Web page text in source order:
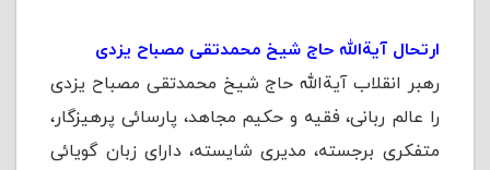
ارتحال آیةالله حاج شیخ محمدتقی مصباح یزدی
رهبر انقلاب آیةالله حاج شیخ محمدتقی مصباح یزدی
را عالم ربانی، فقیه و حکیم مجاهد، پارسائی پرهیزگار،
متفکری برجسته، مدیری شایسته، دارای زبان گویائی